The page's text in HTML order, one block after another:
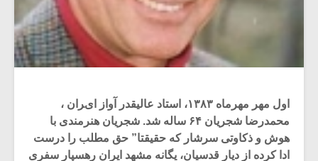
اول مهر مهرماه ۱۳۸۳، استاد عالیقدر آواز ایران ،
محمدرضا شجریان ۶۴ ساله شد. شجریان هنرمندی با
هوش و ذکاوتی سرشار که حقیقتا” حق مطلب را درست
ادا کرده از دیار قدسیان، یگانه مشهد ایران رهسپار سفری